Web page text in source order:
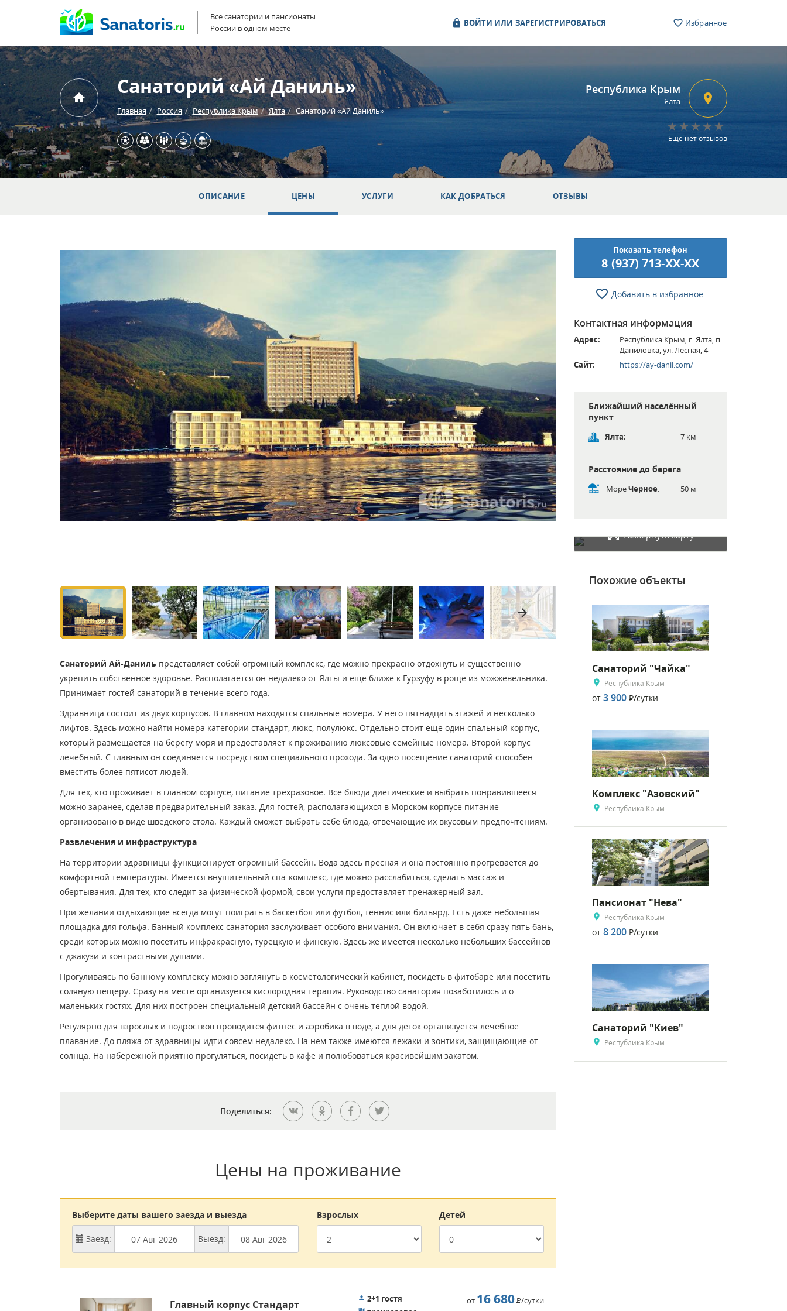
Все санатории и пансионаты
России в одном месте
ВОЙТИ ИЛИ ЗАРЕГИСТРИРОВАТЬСЯ Избранное
Санаторий «Ай Даниль»
Главная Россия Республика Крым Ялта Санаторий «Ай Даниль»
Республика Крым
Ялта
Еще нет отзывов
ОПИСАНИЕ ЦЕНЫ УСЛУГИ КАК ДОБРАТЬСЯ ОТЗЫВЫ
arrow_forward
Санаторий Ай-Даниль представляет собой огромный комплекс, где можно прекрасно отдохнуть и существенно
укрепить собственное здоровье. Располагается он недалеко от Ялты и еще ближе к Гурзуфу в роще из можжевельника.
Принимает гостей санаторий в течение всего года.
Здравница состоит из двух корпусов. В главном находятся спальные номера. У него пятнадцать этажей и несколько
лифтов. Здесь можно найти номера категории стандарт, люкс, полулюкс. Отдельно стоит еще один спальный корпус,
который размещается на берегу моря и предоставляет к проживанию люксовые семейные номера. Второй корпус
лечебный. С главным он соединяется посредством специального прохода. За одно посещение санаторий способен
вместить более пятисот людей.
Для тех, кто проживает в главном корпусе, питание трехразовое. Все блюда диетические и выбрать понравившееся
можно заранее, сделав предварительный заказ. Для гостей, располагающихся в Морском корпусе питание
организовано в виде шведского стола. Каждый сможет выбрать себе блюда, отвечающие их вкусовым предпочтениям.
Развлечения и инфраструктура
На территории здравницы функционирует огромный бассейн. Вода здесь пресная и она постоянно прогревается до
комфортной температуры. Имеется внушительный спа-комплекс, где можно расслабиться, сделать массаж и
обертывания. Для тех, кто следит за физической формой, свои услуги предоставляет тренажерный зал.
При желании отдыхающие всегда могут поиграть в баскетбол или футбол, теннис или бильярд. Есть даже небольшая
площадка для гольфа. Банный комплекс санатория заслуживает особого внимания. Он включает в себя сразу пять бань,
среди которых можно посетить инфракрасную, турецкую и финскую. Здесь же имеется несколько небольших бассейнов
с джакузи и контрастными душами.
Прогуливаясь по банному комплексу можно заглянуть в косметологический кабинет, посидеть в фитобаре или посетить
соляную пещеру. Сразу на месте организуется кислородная терапия. Руководство санатория позаботилось и о
маленьких гостях. Для них построен специальный детский бассейн с очень теплой водой.
Регулярно для взрослых и подростков проводится фитнес и аэробика в воде, а для деток организуется лечебное
плавание. До пляжа от здравницы идти совсем недалеко. На нем также имеются лежаки и зонтики, защищающие от
солнца. На набережной приятно прогуляться, посидеть в кафе и полюбоваться красивейшим закатом.
Поделиться:
Цены на проживание
Выберите даты вашего заезда и выезда
Заезд: Выезд:
Взрослых Детей
Главный корпус Стандарт
2+1 гостя
от 16 680Р/сутки
Показать телефон
8 (937) 713-XX-XX
Добавить в избранное
Контактная информация
Адрес:
Республика Крым, г. Ялта, п.
Даниловка, ул. Лесная, 4
Сайт:
https://ay-danil.com/
Ближайший населённый
пункт
Ялта: 7 км
Расстояние до берега
МореЧерное: 50 м
Развернуть карту
Похожие объекты
Санаторий "Чайка"
Республика Крым
от 3 900 Р/сутки
Комплекс "Азовский"
Республика Крым
Пансионат "Нева"
Республика Крым
от 8 200 Р/сутки
Санаторий "Киев"
Республика Крым